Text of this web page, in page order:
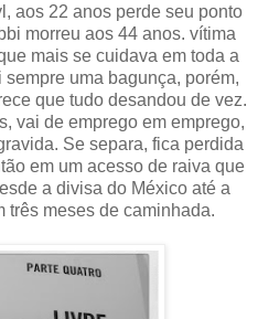
aos 22 anos perde seu ponto
morreu aos 44 anos. vítima
mais se cuidava em toda a
uma bagunça, porém,
que tudo desandou de vez.
vai de emprego em emprego,
Se separa, fica perdida
em um acesso de raiva que
a divisa do México até a
três meses de caminhada.